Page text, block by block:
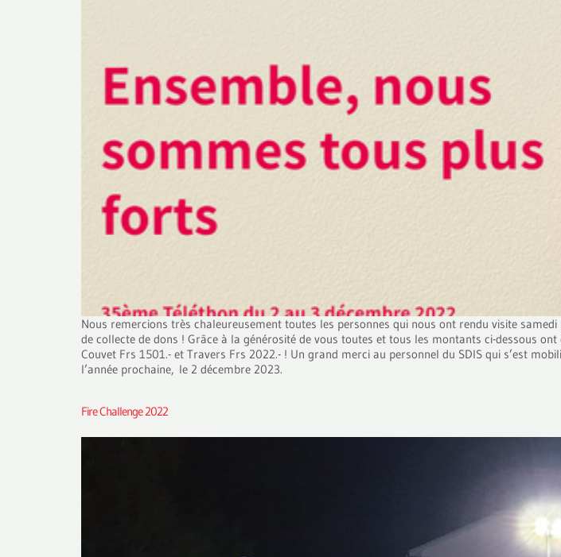
Nous remercions très chaleureusement toutes les personnes qui nous ont rendu visite
de collecte de dons ! Grâce à la générosité de vous toutes et tous les montants ci-dessous
Couvet Frs 1501.- et Travers Frs 2022.- ! Un grand merci au personnel du SDIS qui s’est
l’année prochaine, le 2 décembre 2023.
Fire Challenge 2022